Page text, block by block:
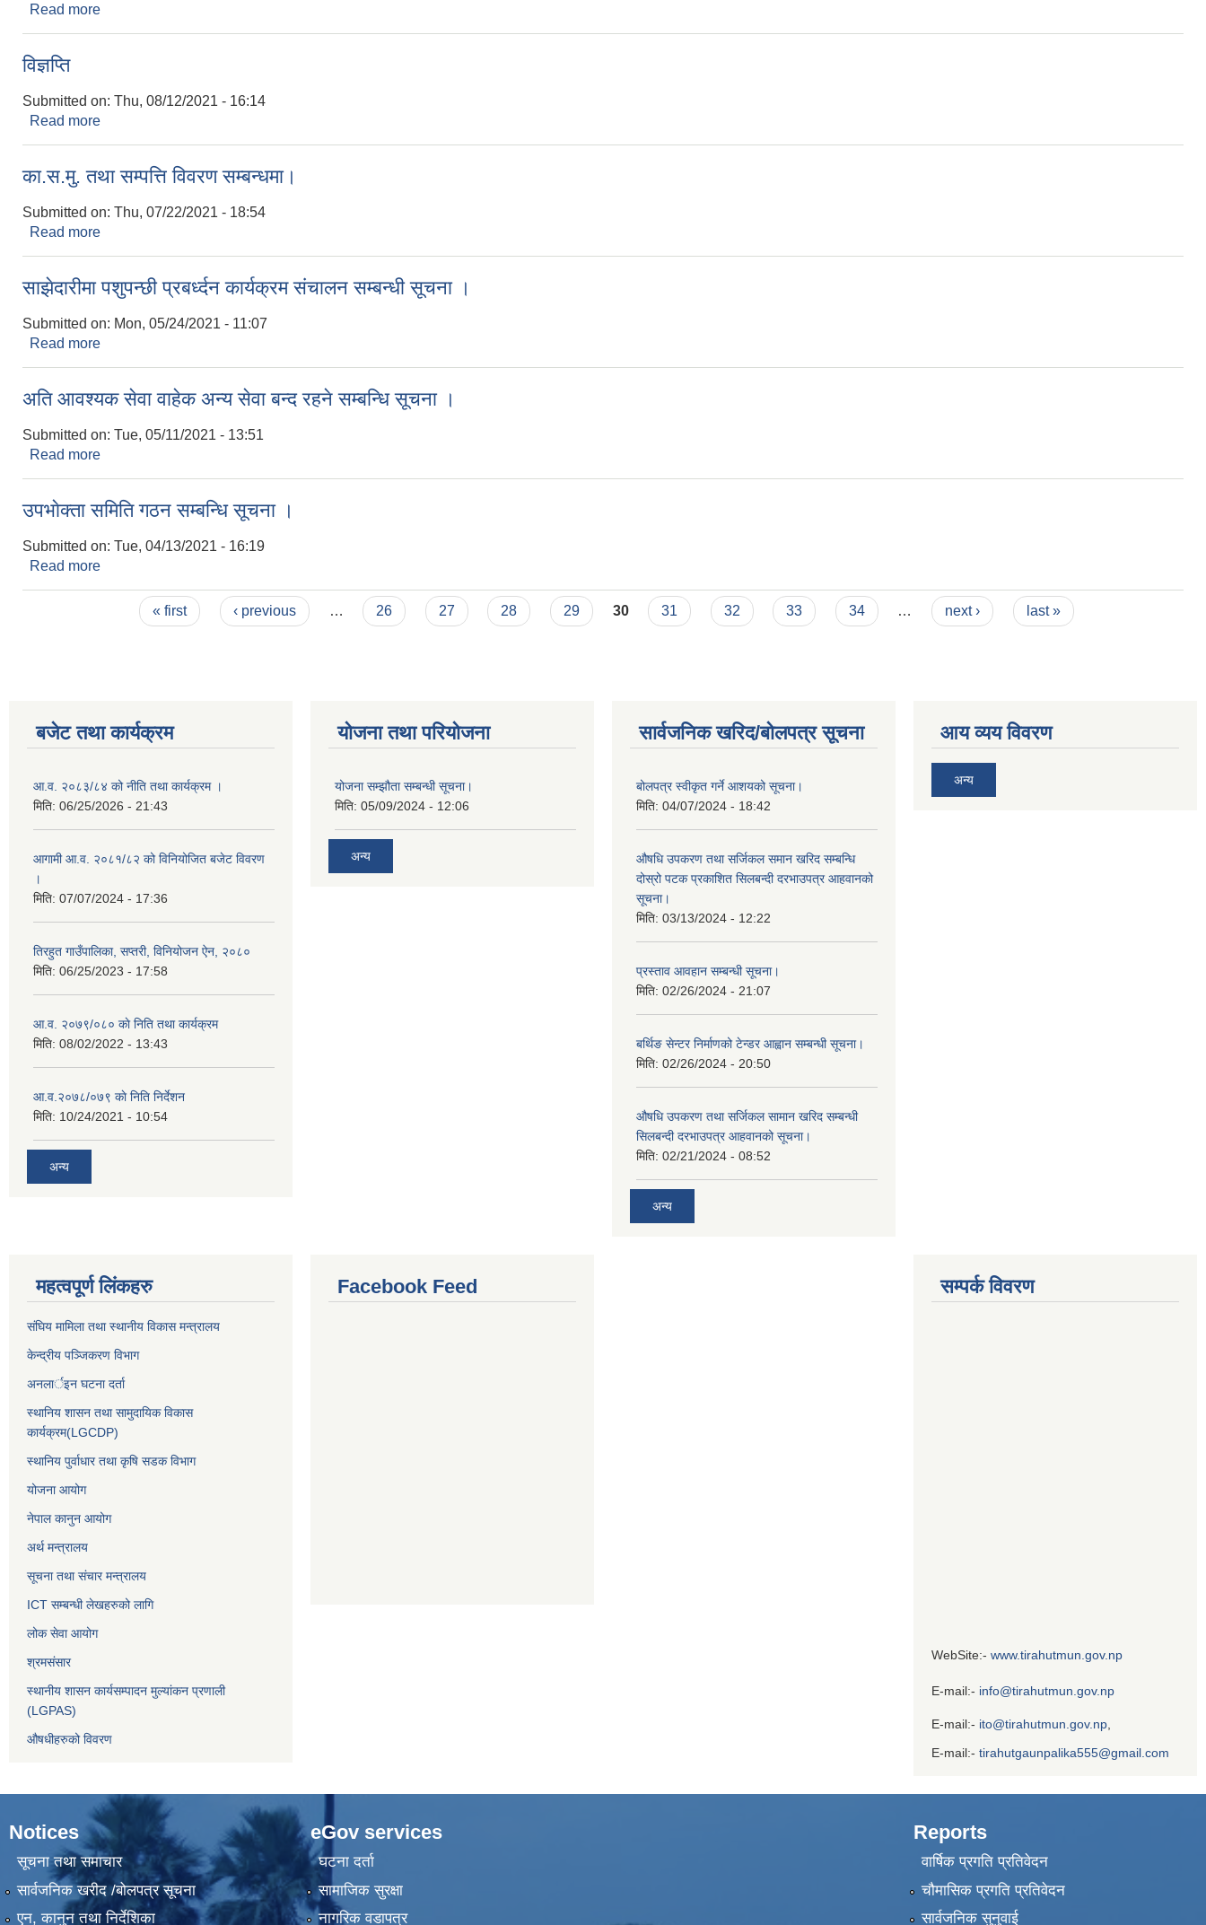
Read more
विज्ञप्ति
Submitted on: Thu, 08/12/2021 - 16:14
Read more
का.स.मु. तथा सम्पत्ति विवरण सम्बन्धमा।
Submitted on: Thu, 07/22/2021 - 18:54
Read more
साझेदारीमा पशुपन्छी प्रबर्ध्दन कार्यक्रम संचालन सम्बन्धी सूचना ।
Submitted on: Mon, 05/24/2021 - 11:07
Read more
अति आवश्यक सेवा वाहेक अन्य सेवा बन्द रहने सम्बन्धि सूचना ।
Submitted on: Tue, 05/11/2021 - 13:51
Read more
उपभाेक्ता समिति गठन सम्बन्धि सूचना ।
Submitted on: Tue, 04/13/2021 - 16:19
Read more
« first ‹ previous … 26 27 28 29 30 31 32 33 34 … next › last »
बजेट तथा कार्यक्रम
आ.व. २०८३/८४ को नीति तथा कार्यक्रम ।
मिति: 06/25/2026 - 21:43
आगामी आ.व. २०८१/८२ को विनियोजित बजेट विवरण
।
मिति: 07/07/2024 - 17:36
तिरहुत गाउँपालिका, सप्तरी, विनियोजन ऐन, २०८०
मिति: 06/25/2023 - 17:58
आ.व. २०७९/०८० काे निति तथा कार्यक्रम
मिति: 08/02/2022 - 13:43
आ.व.२०७८/०७९ काे निति निर्देशन
मिति: 10/24/2021 - 10:54
अन्य
योजना तथा परियोजना
योजना सम्झौता सम्बन्धी सूचना।
मिति: 05/09/2024 - 12:06
अन्य
सार्वजनिक खरिद/बोलपत्र सूचना
बोलपत्र स्वीकृत गर्ने आशयको सूचना।
मिति: 04/07/2024 - 18:42
औषधि उपकरण तथा सर्जिकल समान खरिद सम्बन्धि
दोस्रो पटक प्रकाशित सिलबन्दी दरभाउपत्र आहवानको
सूचना।
मिति: 03/13/2024 - 12:22
प्रस्ताव आवहान सम्बन्धी सूचना।
मिति: 02/26/2024 - 21:07
बर्थिङ सेन्टर निर्माणको टेन्डर आह्वान सम्बन्धी सूचना।
मिति: 02/26/2024 - 20:50
औषधि उपकरण तथा सर्जिकल सामान खरिद सम्बन्धी
सिलबन्दी दरभाउपत्र आहवानको सूचना।
मिति: 02/21/2024 - 08:52
अन्य
आय व्यय विवरण
अन्य
महत्वपूर्ण लिंकहरु
संघिय मामिला तथा स्थानीय विकास मन्त्रालय
केन्द्रीय पञ्जिकरण विभाग
अनलार्इन घटना दर्ता
स्थानिय शासन तथा सामुदायिक विकास
कार्यक्रम(LGCDP)
स्थानिय पुर्वाधार तथा कृषि सडक विभाग
योजना आयोग
नेपाल कानुन आयोग
अर्थ मन्त्रालय
सूचना तथा संचार मन्त्रालय
ICT सम्बन्धी लेखहरुको लागि
लोक सेवा आयोग
श्रमसंसार
स्थानीय शासन कार्यसम्पादन मुल्यांकन प्रणाली
(LGPAS)
औषधीहरुको विवरण
Facebook Feed सम्पर्क विवरण
WebSite:- www.tirahutmun.gov.np
E-mail:- info@tirahutmun.gov.np
E-mail:- ito@tirahutmun.gov.np
E-mail:- tirahutgaunpalika555@gmail.com
Notices
सूचना तथा समाचार
सार्वजनिक खरीद /बोलपत्र सूचना
एन, कानुन तथा निर्देशिका
eGov services
घटना दर्ता
सामाजिक सुरक्षा
नागरिक वडापत्र
Reports
वार्षिक प्रगति प्रतिवेदन
चौमासिक प्रगति प्रतिवेदन
सार्वजनिक सुनुवाई